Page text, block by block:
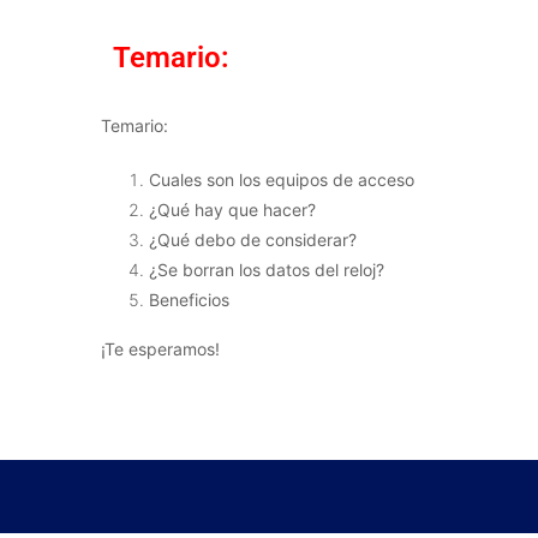
Temario:
Temario:
Cuales son los equipos de acceso
¿Qué hay que hacer?
¿Qué debo de considerar?
¿Se borran los datos del reloj?
Beneficios
¡Te esperamos!